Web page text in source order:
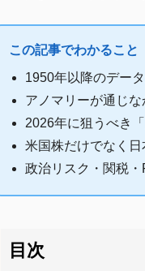
この記事でわかること
1950年以降のデー
アノマリーが通じ
2026年に狙うべき
米国株だけでなく
政治リスク・関税
目次